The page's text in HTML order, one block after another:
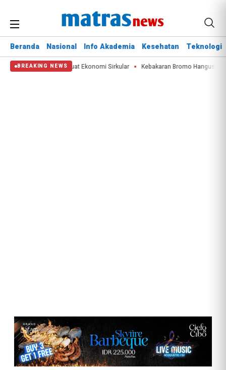
Beranda Nasional Info Akademia Kesehatan Teknologi
BREAKING NEWS
Ton Limbah, Perkuat Ekonomi Sirkular Kebakaran Bromo Hanguskan 60